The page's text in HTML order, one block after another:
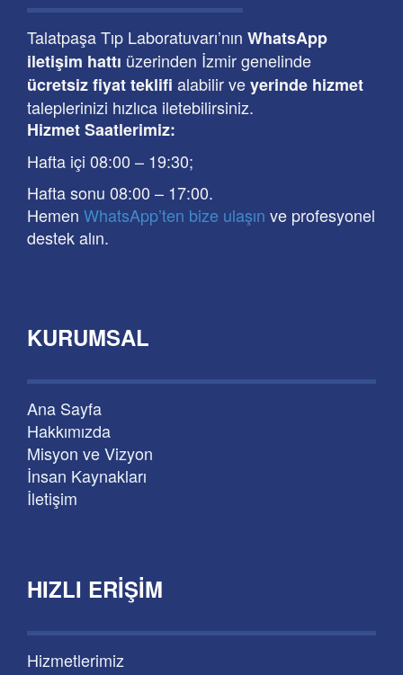
Talatpaşa Tıp Laboratuvarı’nın WhatsApp
iletişim hattı üzerinden İzmir genelinde
ücretsiz fiyat teklifi alabilir veyerinde hizmet
taleplerinizi hızlıca iletebilirsiniz.
Hizmet Saatlerimiz:
Hafta içi 08:00 – 19:30;
Hafta sonu 08:00 – 17:00.
Hemen WhatsApp’ten bize ulaşın ve profesyonel
destek alın.
KURUMSAL
Ana Sayfa
Hakkımızda
Misyon ve Vizyon
İnsan Kaynakları
İletişim
HIZLI ERIŞIM
Hizmetlerimiz